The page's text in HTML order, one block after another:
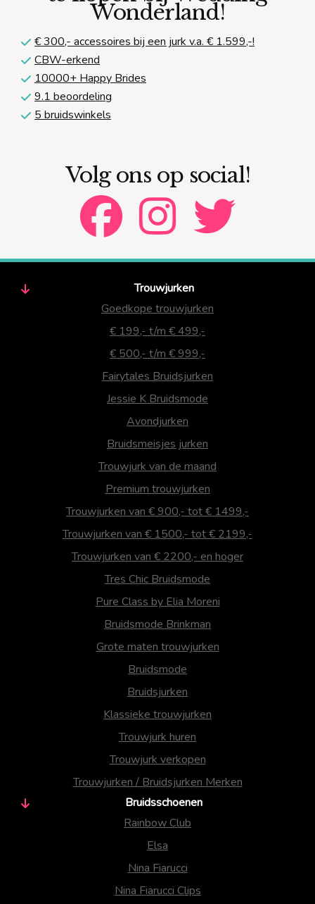
Wonderland!
€ 300,- accessoires bij een jurk v.a. € 1.599,-!
CBW-erkend
10000+ Happy Brides
9.1 beoordeling
5 bruidswinkels
Volg ons op social!
Trouwjurken
Goedkope trouwjurken
€ 199,- t/m € 499,-
€ 500,- t/m € 999,-
Fairytales Bruidsjurken
Jessie K Bruidsmode
Avondjurken
Bruidsmeisjes jurken
Trouwjurk van de maand
Premium trouwjurken
Trouwjurken van € 900,- tot € 1499,-
Trouwjurken van € 1500,- tot € 2199,-
Trouwjurken van € 2200,- en hoger
Tres Chic Bruidsmode
Pure Class by Elia Moreni
Bruidsmode Brinkman
Grote maten trouwjurken
Bruidsmode
Bruidsjurken
Klassieke trouwjurken
Trouwjurk huren
Trouwjurk verkopen
Trouwjurken / Bruidsjurken Merken
Bruidsschoenen
Rainbow Club
Elsa
Nina Fiarucci
Nina Fiarucci Clips